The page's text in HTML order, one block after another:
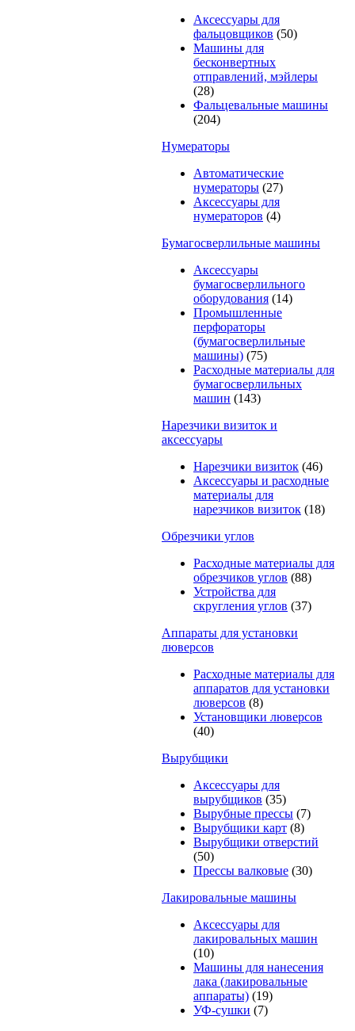
Аксессуары для
фальцовщиков (50)
Машины для
бесконвертных
отправлений, мэйлеры
(28)
Фальцевальные машины
(204)
Нумераторы
Автоматические
нумераторы (27)
Аксессуары для
нумераторов (4)
Бумагосверлильные машины
Аксессуары
бумагосверлильного
оборудования (14)
Промышленные
перфораторы
(бумагосверлильные
машины) (75)
Расходные материалы для
бумагосверлильных
машин (143)
Нарезчики визиток и
аксессуары
Нарезчики визиток (46)
Аксессуары и расходные
материалы для
нарезчиков визиток (18)
Обрезчики углов
Расходные материалы для
обрезчиков углов (88)
Устройства для
скругления углов (37)
Аппараты для установки
люверсов
Расходные материалы для
аппаратов для установки
люверсов (8)
Установщики люверсов
(40)
Вырубщики
Аксессуары для
вырубщиков (35)
Вырубные прессы (7)
Вырубщики карт (8)
Вырубщики отверстий
(50)
Прессы валковые (30)
Лакировальные машины
Аксессуары для
лакировальных машин
(10)
Машины для нанесения
лака (лакировальные
аппараты) (19)
УФ-сушки (7)